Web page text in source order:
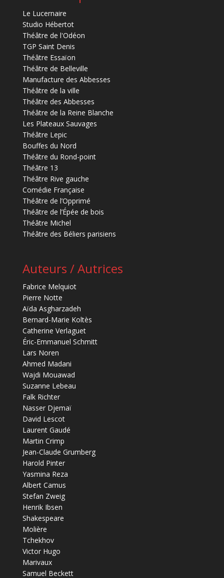
Le Lucernaire
Studio Hébertot
Théâtre de l'Odéon
TGP Saint Denis
Théâtre Essaïon
Théâtre de Belleville
Manufacture des Abbesses
Théâtre de la ville
Théâtre des Abbesses
Théâtre de la Reine Blanche
Les Plateaux Sauvages
Théâtre Lepic
Bouffes du Nord
Théâtre du Rond-point
Théâtre 13
Théâtre Rive gauche
Comédie Française
Théâtre de l’Opprimé
Théâtre de l’Épée de bois
Théâtre Michel
Théâtre des Béliers parisiens
Auteurs / Autrices
Fabrice Melquiot
Pierre Notte
Aïda Asgharzadeh
Bernard-Marie Koltès
Catherine Verlaguet
Éric-Emmanuel Schmitt
Lars Noren
Ahmed Madani
Wajdi Mouawad
Suzanne Lebeau
Falk Richter
Nasser Djemaï
David Lescot
Laurent Gaudé
Martin Crimp
Jean-Claude Grumberg
Harold Pinter
Yasmina Reza
Albert Camus
Stefan Zweig
Henrik Ibsen
Shakespeare
Molière
Tchekhov
Victor Hugo
Marivaux
Samuel Beckett